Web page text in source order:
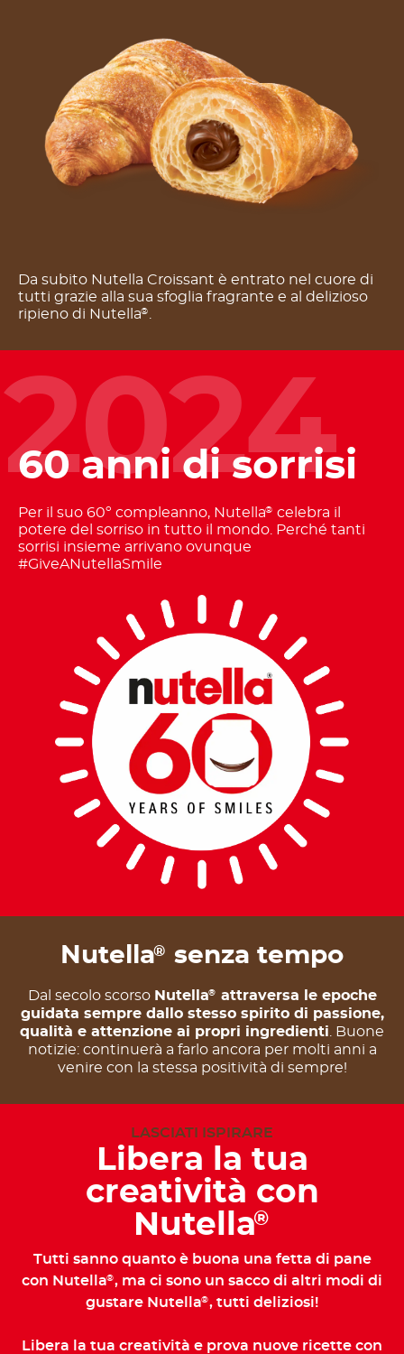
Da subito Nutella Croissant è entrato nel cuore di
tutti grazie alla sua sfoglia fragrante e al delizioso
ripieno di Nutella® .
2024
60 anni di sorrisi
Per il suo 60º compleanno, Nutella® celebra il
potere del sorriso in tutto il mondo. Perché tanti
sorrisi insieme arrivano ovunque
#GiveANutellaSmile
Nutella® senza tempo
Dal secolo scorso Nutella®
attraversa le epoche
guidata sempre dallo stesso spirito di passione,
qualità e attenzione ai propri ingredienti . Buone
notizie: continuerà a farlo ancora per molti anni a
venire con la stessa positività di sempre!
LASCIATI ISPIRARE
Libera la tua
creatività con
Nutella®
Tutti sanno quanto è buona una fetta di pane
con Nutella®, ma ci sono un sacco di altri modi di
gustare Nutella®, tutti deliziosi!
Libera la tua creatività e prova nuove ricette con